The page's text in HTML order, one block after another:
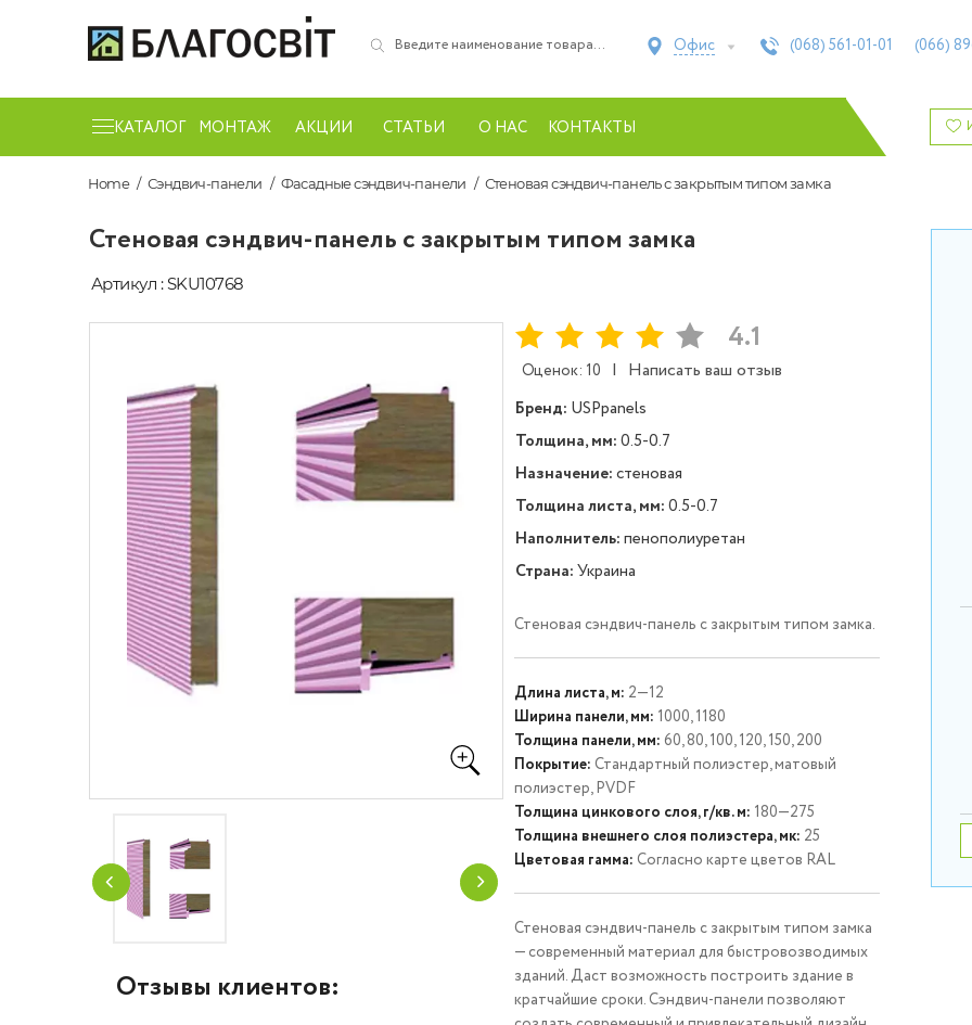
Офис (068) 561-01-01 (066)
КАТАЛОГ МОНТАЖ АКЦИИ СТАТЬИ О НАС КОНТАКТЫ
Home Сэндвич-панели Фасадные сэндвич-панели Стеновая сэндвич-панель с закрытым типом замка
Стеновая сэндвич-панель с закрытым типом замка
Артикул : SKU10768
Отзывы клиентов:
4.1
Оценок: 10 | Написать ваш отзыв
Бренд: USPpanels
Толщина, мм:0.5-0.7
Назначение:стеновая
Толщина листа, мм:0.5-0.7
Наполнитель:пенополиуретан
Страна:Украина
Стеновая сэндвич-панель с закрытым типом замка.
Длина листа, м: 2—12
Ширина панели, мм: 1000, 1180
Толщина панели, мм: 60, 80, 100, 120, 150, 200
Покрытие: Стандартный полиэстер, матовый
полиэстер, PVDF
Толщина цинкового слоя, г/кв. м: 180—275
Толщина внешнего слоя полиэстера, мк: 25
Цветовая гамма: Согласно карте цветов RAL
Стеновая сэндвич-панель с закрытым типом замка
— современный материал для быстровозводимых
зданий. Даст возможность построить здание в
кратчайшие сроки. Сэндвич-панели позволяют